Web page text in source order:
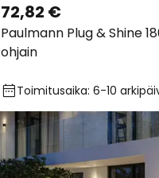
Paulmann Plug & Shine
ohjain
72,82 €
Toimitusaika: 6-10